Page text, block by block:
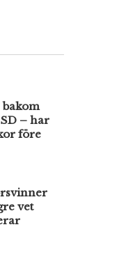
bakom
– har
före
vet